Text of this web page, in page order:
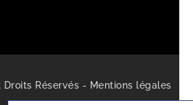
Droits Réservés - Mentions légales